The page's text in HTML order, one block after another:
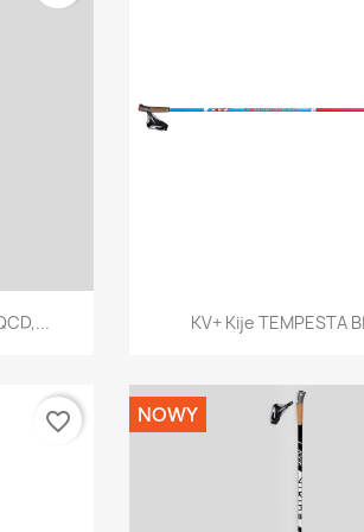
Szybki
KV+ Kije TEMPESTA
favorite_border NOWY